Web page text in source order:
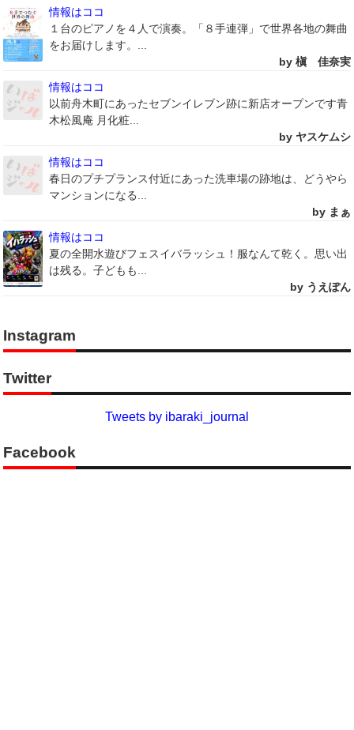
情報はココ
１台のピアノを４人で演奏。「８手連弾」で世界各地の舞曲
をお届けします。...
by 槇 佳奈実
情報はココ
以前舟木町にあったセブンイレブン跡に新店オープンです青
木松風庵 月化粧...
by ヤスケムシ
情報はココ
春日のプチプランス付近にあった洗車場の跡地は、どうやら
マンションになる...
by まぁ
情報はココ
夏の全開水遊びフェスイバラッシュ！服なんて乾く。思い出
は残る。子どもも...
by うえぽん
Instagram
Twitter
Tweets by ibaraki_journal
Facebook